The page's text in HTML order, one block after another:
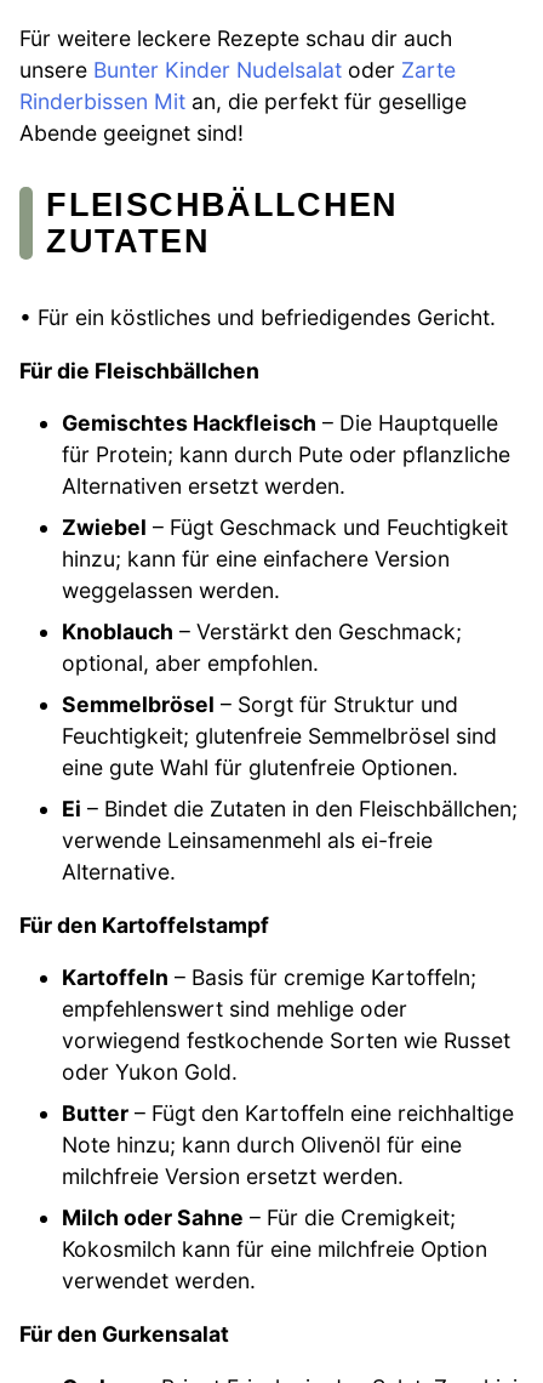
Für weitere leckere Rezepte schau dir auch
unsere Bunter Kinder Nudelsalat oder Zarte
Rinderbissen Mit an, die perfekt für gesellige
Abende geeignet sind!
FLEISCHBÄLLCHEN
ZUTATEN
• Für ein köstliches und befriedigendes Gericht.
Für die Fleischbällchen
Gemischtes Hackfleisch – Die Hauptquelle
für Protein; kann durch Pute oder pflanzliche
Alternativen ersetzt werden.
Zwiebel – Fügt Geschmack und Feuchtigkeit
hinzu; kann für eine einfachere Version
weggelassen werden.
Knoblauch – Verstärkt den Geschmack;
optional, aber empfohlen.
Semmelbrösel – Sorgt für Struktur und
Feuchtigkeit; glutenfreie Semmelbrösel sind
eine gute Wahl für glutenfreie Optionen.
Ei – Bindet die Zutaten in den Fleischbällchen;
verwende Leinsamenmehl als ei-freie
Alternative.
Für den Kartoffelstampf
Kartoffeln – Basis für cremige Kartoffeln;
empfehlenswert sind mehlige oder
vorwiegend festkochende Sorten wie Russet
oder Yukon Gold.
Butter – Fügt den Kartoffeln eine reichhaltige
Note hinzu; kann durch Olivenöl für eine
milchfreie Version ersetzt werden.
Milch oder Sahne – Für die Cremigkeit;
Kokosmilch kann für eine milchfreie Option
verwendet werden.
Für den Gurkensalat